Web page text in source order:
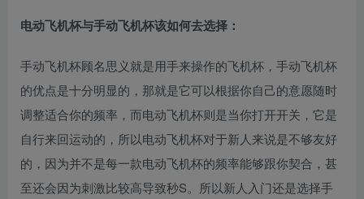
电动飞机杯与手动飞机杯该如何去选择：
手动飞机杯顾名思义就是用手来操作的飞机杯，手动飞机杯
的优点是十分明显的，那就是它可以根据你自己的意愿随时
调整适合你的频率，而电动飞机杯则是当你打开开关，它是
自行来回运动的，所以电动飞机杯对于新人来说是不够友好
的，因为并不是每一款电动飞机杯的频率能够跟你契合，甚
至还会因为刺激比较高导致秒S。所以新人入门还是选择手